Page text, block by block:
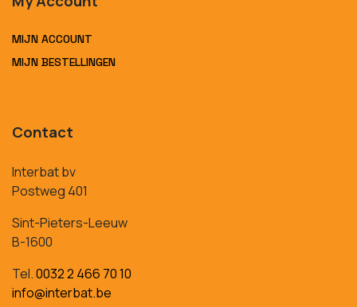
MIJN ACCOUNT
MIJN BESTELLINGEN
Contact
Interbat bv
Postweg 401
Sint-Pieters-Leeuw
B-1600
Tel.0032 2 466 70 10
info@interbat.be